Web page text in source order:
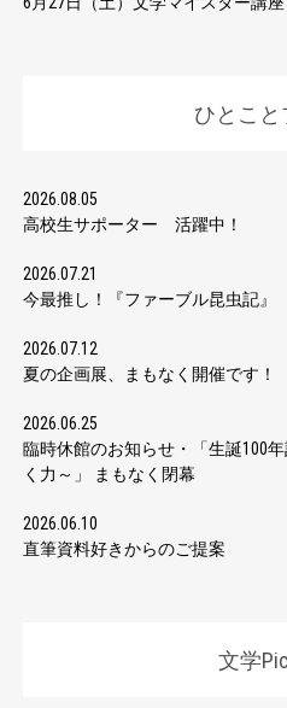
ひとこと
2026.08.05
高校生サポーター 活躍中！
2026.07.21
今最推し！『ファーブル昆虫記』
2026.07.12
夏の企画展、まもなく開催です！
2026.06.25
臨時休館のお知らせ・「生誕100
く力～」 まもなく閉幕
2026.06.10
直筆資料好きからのご提案
文学